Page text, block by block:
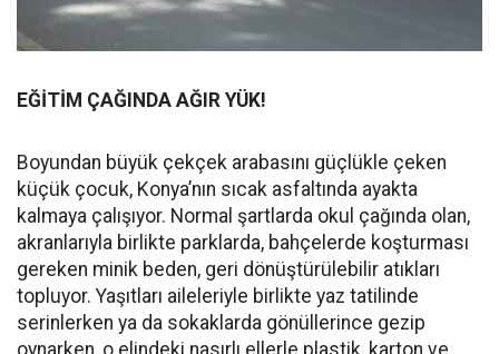
EĞİTİM ÇAĞINDA AĞIR YÜK!
Boyundan büyük çekçek arabasını güçlükle çeken
küçük çocuk, Konya’nın sıcak asfaltında ayakta
kalmaya çalışıyor. Normal şartlarda okul çağında olan,
akranlarıyla birlikte parklarda, bahçelerde koşturması
gereken minik beden, geri dönüştürülebilir atıkları
topluyor. Yaşıtları aileleriyle birlikte yaz tatilinde
serinlerken ya da sokaklarda gönüllerince gezip